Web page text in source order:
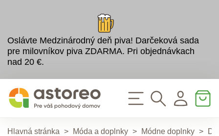
Oslávte Medzinárodný deň piva! Darčeková sada
pre milovníkov piva ZDARMA. Pri objednávkach
nad 20 €.
Hlavná stránka > Móda a doplnky > Módne doplnky >